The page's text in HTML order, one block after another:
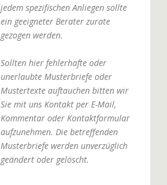
jedem spezifischen Anliegen sollte
ein geeigneter Berater zurate
gezogen werden.
Sollten hier fehlerhafte oder
unerlaubte Musterbriefe oder
Mustertexte auftauchen bitten wir
Sie mit uns Kontakt per E-Mail,
Kommentar oder Kontaktformular
aufzunehmen. Die betreffenden
Musterbriefe werden unverzüglich
geändert oder gelöscht.